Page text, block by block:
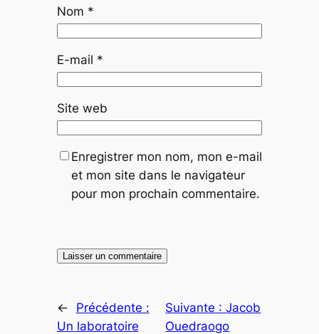
Nom *
E-mail *
Site web
Enregistrer mon nom, mon e-mail
et mon site dans le navigateur
pour mon prochain commentaire.
←
Précédente :
Un laboratoire
Suivante :Jacob
Ouedraogo